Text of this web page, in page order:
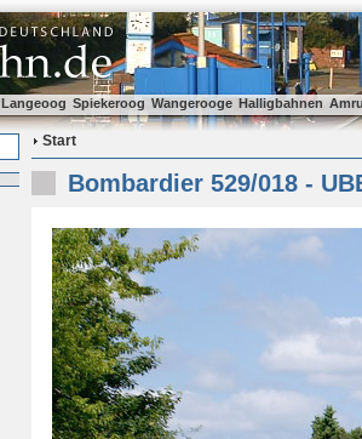
Langeoog Spiekeroog Wangerooge Halligbahnen
Start
Bombardier 529/018 -